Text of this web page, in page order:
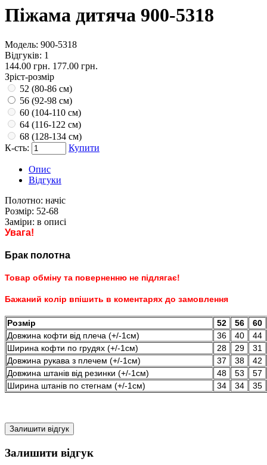
Піжама дитяча 900-5318
Модель: 900-5318
Відгуків: 1
144.00 грн. 177.00 грн.
Зріст-розмір
52 (80-86 см)
56 (92-98 см)
60 (104-110 см)
64 (116-122 см)
68 (128-134 см)
К-сть:
Купити
Опис
Відгуки
Полотно: начіс
Розмір: 52-68
Заміри: в описі
Увага!
Брак полотна
Товар обміну та поверненню не підлягає!
Бажаний колір впішить в коментарях до замовлення
Розмір 52 56
60
Довжина кофти від плеча (+/-1см)
36 40
44
Ширина кофти по грудях (+/-1см)
28 29
31
Довжина рукава з плечем (+/-1см)
37 38
42
Довжина штанів від резинки (+/-1см)
48 53
57
Ширина штанів по стегнам (+/-1см)
34 34 35
Залишити відгук
Залишити відгук